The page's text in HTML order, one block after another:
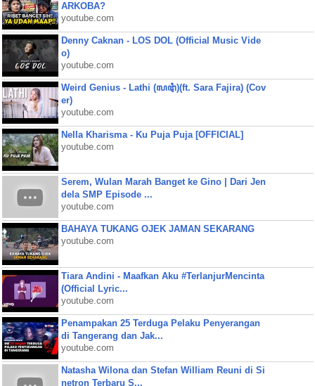
ARKOBA?
youtube.com
Denny Caknan - LOS DOL (Official Music Vide
o)
youtube.com
Weird Genius - Lathi (ꦭꦛꦶ)(ft. Sara Fajira) (Cov
er)
youtube.com
Nella Kharisma - Ku Puja Puja [OFFICIAL]
youtube.com
Serem, Wulan Marah Banget ke Gino | Dari Jen
dela SMP Episode ...
youtube.com
BAHAYA TUKANG OJEK JAMAN SEKARANG
youtube.com
Tiara Andini - Maafkan Aku #TerlanjurMencinta
(Official Lyric...
youtube.com
Penampakan 25 Terduga Pelaku Penyerangan
di Tangerang dan Jak...
youtube.com
Natasha Wilona dan Stefan William Reuni di Si
netron Terbaru S...